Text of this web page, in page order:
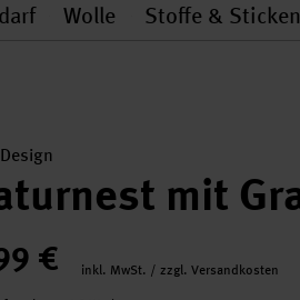
Künstlerbedarf
Wolle
Wolle
Stoffe & Sticken
mit
€
inkl. MwSt. / zzgl. Versandkosten